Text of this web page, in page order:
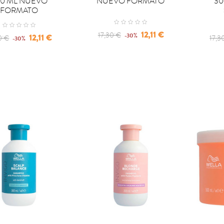
FORMATO
€ -30% Precio
12,11 €
Regular
17,30 € -30% Precio
12,11 €